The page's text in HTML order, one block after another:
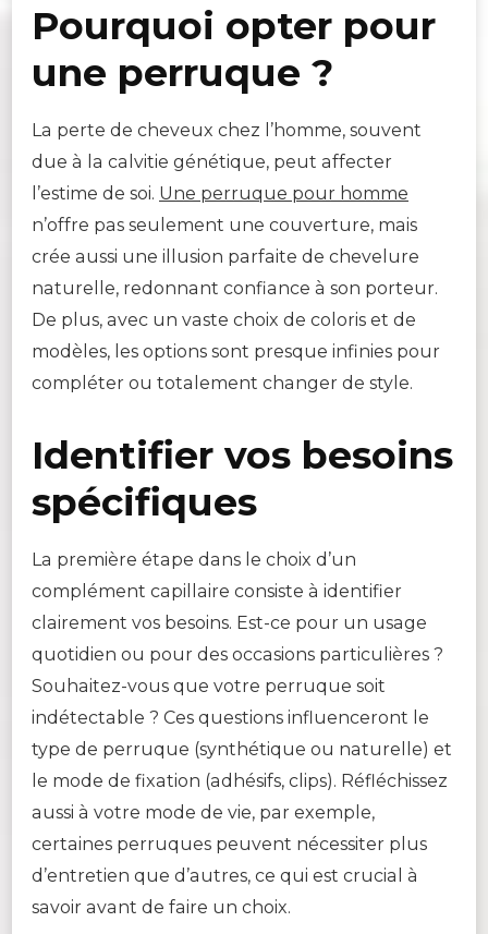
Pourquoi opter pour
une perruque ?
La perte de cheveux chez l’homme, souvent
due à la calvitie génétique, peut affecter
l’estime de soi. Une perruque pour homme
n’offre pas seulement une couverture, mais
crée aussi une illusion parfaite de chevelure
naturelle, redonnant confiance à son porteur.
De plus, avec un vaste choix de coloris et de
modèles, les options sont presque infinies pour
compléter ou totalement changer de style.
Identifier vos besoins
spécifiques
La première étape dans le choix d’un
complément capillaire consiste à identifier
clairement vos besoins. Est-ce pour un usage
quotidien ou pour des occasions particulières ?
Souhaitez-vous que votre perruque soit
indétectable ? Ces questions influenceront le
type de perruque (synthétique ou naturelle) et
le mode de fixation (adhésifs, clips). Réfléchissez
aussi à votre mode de vie, par exemple,
certaines perruques peuvent nécessiter plus
d’entretien que d’autres, ce qui est crucial à
savoir avant de faire un choix.